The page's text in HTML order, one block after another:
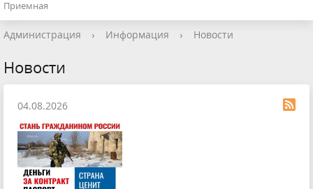
Приемная
Администрация › Информация › Новости
Новости
04.08.2026